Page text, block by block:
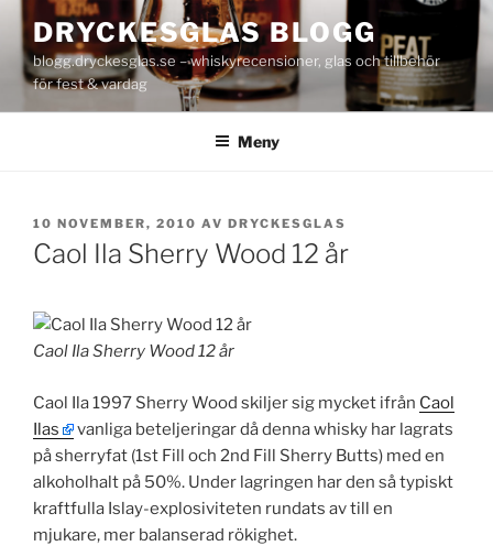
innehåll
DRYCKESGLAS BLOGG
blogg.dryckesglas.se – whiskyrecensioner, glas och tillbehör
för fest & vardag
Meny
PUBLICERAT
10 NOVEMBER, 2010 AV DRYCKESGLAS
Caol Ila Sherry Wood 12 år
Caol Ila Sherry Wood 12 år
Caol Ila 1997 Sherry Wood skiljer sig mycket ifrån Caol
Ilas
vanliga beteljeringar då denna whisky har lagrats
på sherryfat (1st Fill och 2nd Fill Sherry Butts) med en
alkoholhalt på 50%. Under lagringen har den så typiskt
kraftfulla Islay-explosiviteten rundats av till en
mjukare, mer balanserad rökighet.